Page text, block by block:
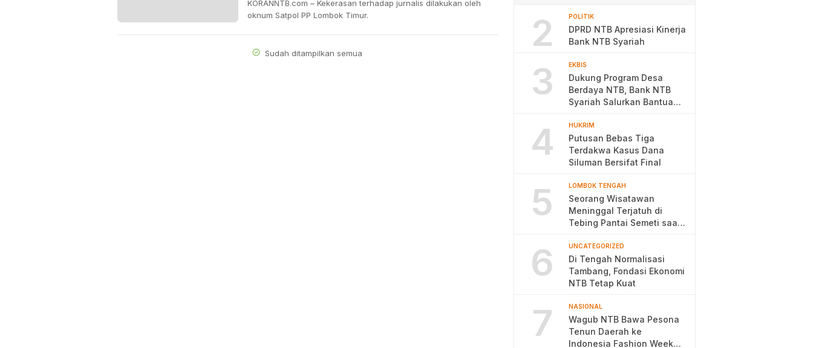
KORANNTB.com – Kekerasan terhadap jurnalis dilakukan oleh
oknum Satpol PP Lombok Timur.
Sudah ditampilkan semua 2 POLITIK
DPRD NTB Apresiasi Kinerja
Bank NTB Syariah
3 EKBIS
Dukung Program Desa
Berdaya NTB, Bank NTB
Syariah Salurkan Bantuan
4 HUKRIM
Putusan Bebas Tiga
Terdakwa Kasus Dana
Siluman Bersifat Final
5 LOMBOK TENGAH
Seorang Wisatawan
Meninggal Terjatuh di
Tebing Pantai Semeti saat
6 UNCATEGORIZED
Di Tengah Normalisasi
Tambang, Fondasi Ekonomi
NTB Tetap Kuat
7 NASIONAL
Wagub NTB Bawa Pesona
Tenun Daerah ke
Indonesia Fashion Week